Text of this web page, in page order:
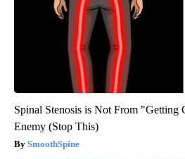
Spinal Stenosis is Not From "Getting
Enemy (Stop This)
SmoothSpine